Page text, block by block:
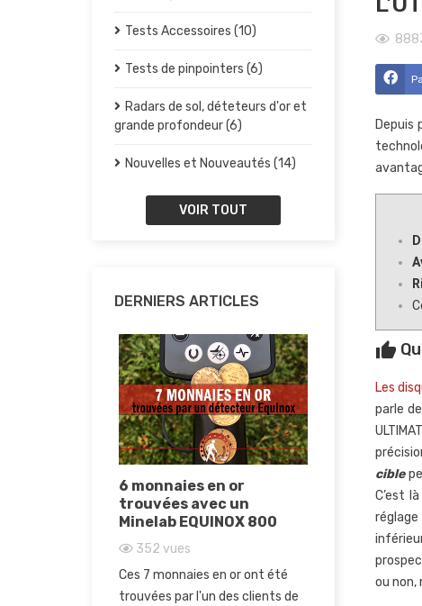
Tests Accessoires (10)
Tests de pinpointers (6)
Radars de sol, déteteurs d'or et
grande profondeur (6)
Nouvelles et Nouveautés (14)
VOIR TOUT
DERNIERS ARTICLES
6 monnaies en or
trouvées avec un
Minelab EQUINOX 800
352 vues
Ces 7 monnaies en or ont été
trouvées par l'un des clients de
385vues
Dans ce
Depuis
thumb_up
Les
parle de
cible
C’est
ou non,